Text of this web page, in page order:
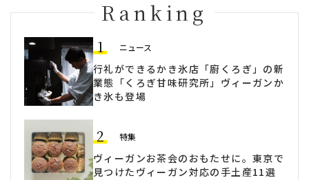
Ranking
1 ニュース
行礼ができるかき氷店「廚くろぎ」の新
業態「くろぎ甘味研究所」ヴィーガンか
き氷も登場
2 特集
ヴィーガンお茶会のおもたせに。東京で
見つけたヴィーガン対応の手土産11選